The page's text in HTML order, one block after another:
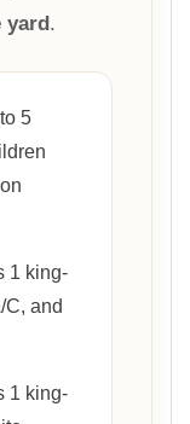
yard.
5
1 king-
C, and
1 king-